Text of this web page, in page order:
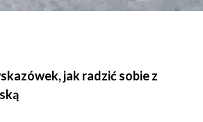
jak radzić sobie z